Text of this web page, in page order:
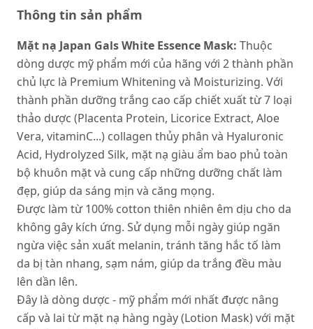
Thông tin sản phẩm
Mặt nạ Japan Gals White Essence Mask: Thuộc
dòng dược mỹ phẩm mới của hãng với 2 thành phần
chủ lực là Premium Whitening và Moisturizing. Với
thành phần dưỡng trắng cao cấp chiết xuất từ 7 loại
thảo dược (Placenta Protein, Licorice Extract, Aloe
Vera, vitaminC...) collagen thủy phân và Hyaluronic
Acid, Hydrolyzed Silk, mặt nạ giàu ẩm bao phủ toàn
bộ khuôn mặt và cung cấp những dưỡng chất làm
đẹp, giúp da sáng mịn và căng mọng.
Được làm từ 100% cotton thiên nhiên êm dịu cho da
không gây kích ứng. Sử dụng mỗi ngày giúp ngăn
ngừa việc sản xuất melanin, tránh tăng hắc tố làm
da bị tàn nhang, sạm nám, giúp da trắng đều màu
lên dần lên.
Đây là dòng dược - mỹ phẩm mới nhất được nâng
cấp và lai từ mặt nạ hàng ngày (Lotion Mask) với mặt